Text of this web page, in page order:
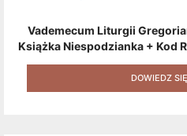
Vademecum Liturgii
Książka Niespodzianka + Kod
+ Gratis (książka W
Produktów + Kod
DOWIEDZ